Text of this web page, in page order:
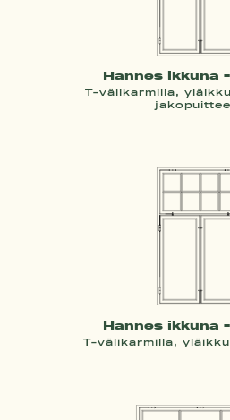
Hannes ikkuna
T-välikarmilla,
Hannes ikkuna
T-välikarmilla,